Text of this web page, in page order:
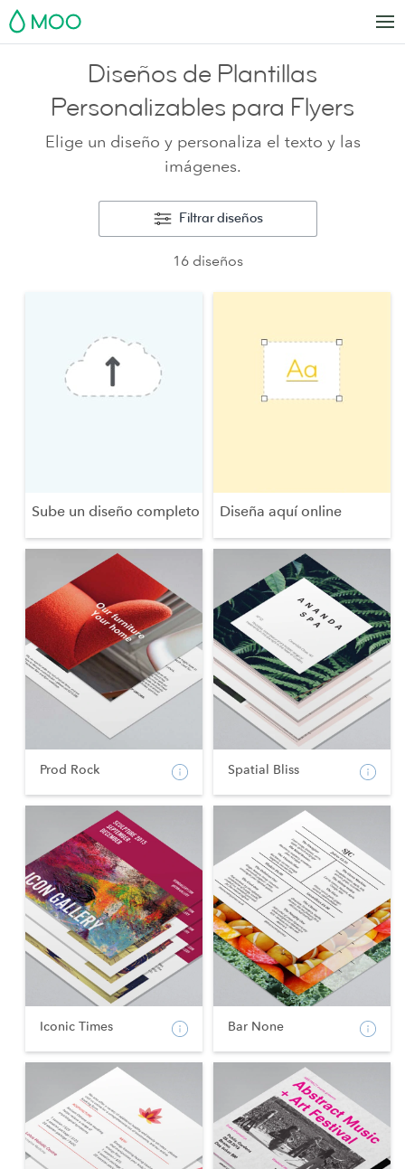
MOO
Diseños de Plantillas
Personalizables para Flyers
Elige un diseño y personaliza el texto y las
imágenes.
Filtrar diseños
16 diseños
Sube un diseño completo Diseña aquí online
Prod Rock Spatial Bliss
Iconic Times Bar None